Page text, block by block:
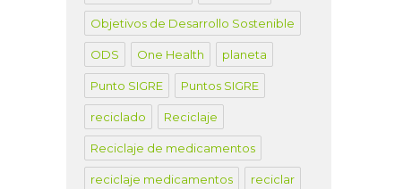
Objetivos de Desarrollo Sostenible
ODS One Health planeta
Punto SIGRE Puntos SIGRE
reciclado Reciclaje
Reciclaje de medicamentos
reciclaje medicamentos reciclar